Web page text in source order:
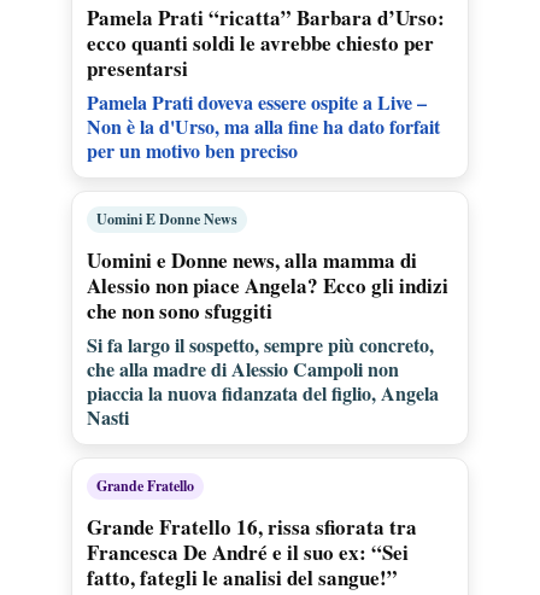
Pamela Prati “ricatta” Barbara d’Urso:
ecco quanti soldi le avrebbe chiesto per
presentarsi
Pamela Prati doveva essere ospite a Live –
Non è la d'Urso, ma alla fine ha dato forfait
per un motivo ben preciso
Uomini E Donne News
Uomini e Donne news, alla mamma di
Alessio non piace Angela? Ecco gli indizi
che non sono sfuggiti
Si fa largo il sospetto, sempre più concreto,
che alla madre di Alessio Campoli non
piaccia la nuova fidanzata del figlio, Angela
Nasti
Grande Fratello
Grande Fratello 16, rissa sfiorata tra
Francesca De André e il suo ex: “Sei
fatto, fategli le analisi del sangue!”